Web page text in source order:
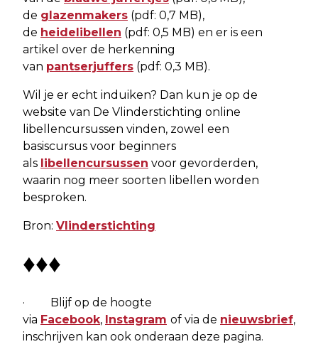
de glazenmakers (pdf: 0,7 MB),
de heidelibellen (pdf: 0,5 MB) en er is een
artikel over de herkenning
van pantserjuffers (pdf: 0,3 MB).
Wil je er echt induiken? Dan kun je op de
website van De Vlinderstichting online
libellencursussen vinden, zowel een
basiscursus voor beginners
als libellencursussen voor gevorderden,
waarin nog meer soorten libellen worden
besproken.
Bron: Vlinderstichting
♦♦♦
· Blijf op de hoogte
via Facebook, Instagram of via de nieuwsbrief,
inschrijven kan ook onderaan deze pagina.